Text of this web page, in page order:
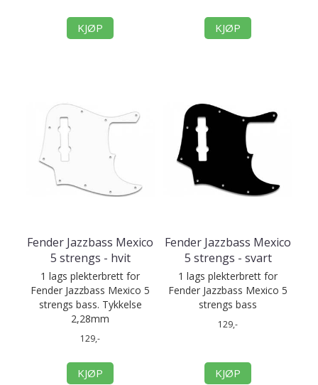
KJØP KJØP
Fender Jazzbass Mexico
5 strengs - hvit
1 lags plekterbrett for
Fender Jazzbass Mexico 5
strengs bass. Tykkelse
2,28mm
129,-
KJØP
Fender Jazzbass Mexico
5 strengs - svart
1 lags plekterbrett for
Fender Jazzbass Mexico 5
strengs bass
129,-
KJØP